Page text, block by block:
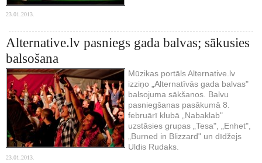
23.01.2013.
Alternative.lv pasniegs gada balvas; sākusies
balsošana
Mūzikas portāls Alternative.lv
izziņo „Alternatīvās gada balvas"
balsojuma sākšanos. Balvu
pasniegšanas pasākumā 8.
februārī klubā „Nabaklab"
uzstāsies grupas „Tesa", „Enhet",
„Burned in Blizzard" un dīdžejs
Uldis Rudaks.
23.01.2013.